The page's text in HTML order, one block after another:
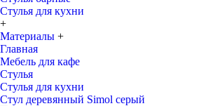
Стулья для кухни
+
Материалы +
Главная
Мебель для кафе
Стулья
Стулья для кухни
Стул деревянный Simol серый